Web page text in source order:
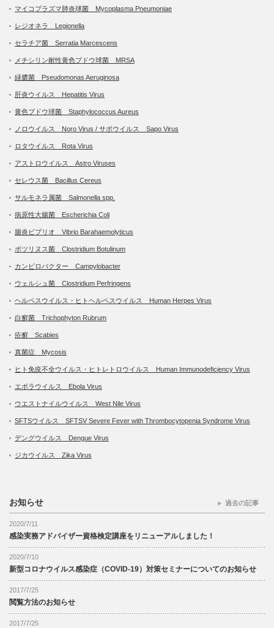
マイコプラズマ肺炎球菌 Mycoplasma Pneumoniae
レジオネラ Legionella
セラチア菌 Serratia Marcescens
メチシリン耐性黄色ブドウ球菌 MRSA
緑膿菌 Pseudomonas Aeruginosa
肝炎ウイルス Hepatitis Virus
黄色ブドウ球菌 Staphylococcus Aureus
ノロウイルス Noro Virus / サポウイルス Sapo Virus
ロタウイルス Rota Virus
アストロウイルス Astro Viruses
セレウス菌 Bacillus Cereus
サルモネラ属菌 Salmonella spp.
病原性大腸菌 Escherichia Coli
腸炎ビブリオ Vibrio Barahaemolyticus
ボツリヌス菌 Clostridium Botulinum
カンピロバクター Campylobacter
ウェルシュ菌 Clostridium Perfringens
ヘルペスウイルス・ヒトヘルペスウイルス Human Herpes Virus
白癬菌 Trichophyton Rubrum
疥癬 Scabies
真菌症 Mycosis
ヒト免疫不全ウイルス・ヒトレトロウイルス Human Immunodeficiency Virus
エボラウイルス Ebola Virus
ウエストナイルウイルス West Nile Virus
SFTSウイルス SFTSV Severe Fever with Thrombocytopenia Syndrome Virus
デングウイルス Dengue Virus
ジカウイルス Zika Virus
お知らせ
2020/7/11
感染実務アドバイザー資格検定講座をリニューアルしました！
2020/7/10
新型コロナウイルス感染症（COVID-19）対策セミナーについてのお知らせ
2017/7/25
閲覧方法のお知らせ
2017/7/25
過去の記事